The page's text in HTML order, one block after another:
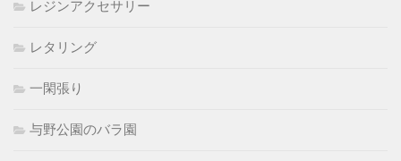
レジンアクセサリー
レタリング
一閑張り
与野公園のバラ園